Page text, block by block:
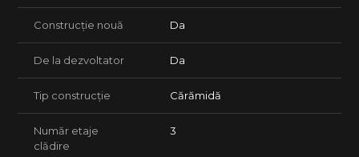
Construcție nouă Da
De la dezvoltator Da
Tip construcție Cărămidă
Număr etaje
clădire
3